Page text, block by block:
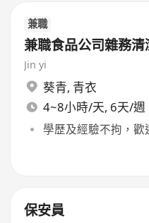
兼職
兼職食品公司雜務清
Jin yi
葵青, 青衣
4~8小時/天, 6天/週
學歷及經驗不拘，
保安員